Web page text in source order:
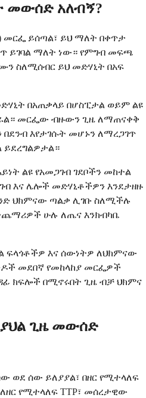
መውሰድ አለብኝ?
መርፌ ይሰጣል፣ ይህ ማለት በቀጥታ
ይገባል ማለት ነው። የምግብ መፍጫ
ስለሚሰብር ይህ መድሃኒት በአፍ
በአጠቃላይ በሆስፒታል ወይም ልዩ
መርፌው ብዙውን ጊዜ ለማጠናቀቅ
በደንብ እየታገሱት መሆኑን ለማረጋገጥ
ይደረግልዎታል።
ልዩ የአመጋገብ ገደቦችን መከተል
እና ሌሎች መድሃኒቶችዎን እንደታዘዙ
ህክምናው ጣልቃ ሊገቡ ስለሚችሉ
ሁሉ ለጤና እንክብካቤ
ፍላጎቶችዎ እና ሰውነትዎ ለህክምናው
መደበኛ የመከላከያ መርፌዎች
ክፍሎች በሚኖሩበት ጊዜ ብቻ ህክምና
ያህል ጊዜ መውሰድ
ወደ ሰው ይለያያል፣ በዘር የሚተላለፍ
የሚተላለፍ TTP፣ መሰረታዊው